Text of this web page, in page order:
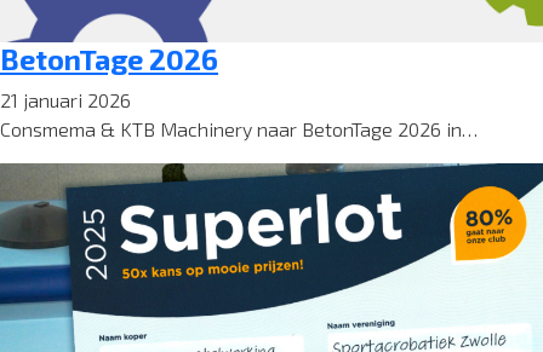
BetonTage 2026
21 januari 2026
Consmema & KTB Machinery naar BetonTage 2026 in…